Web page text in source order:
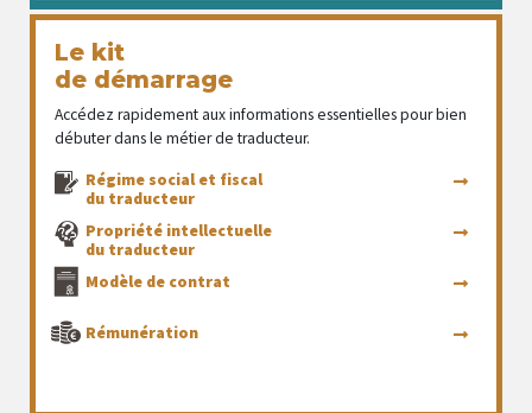
Le kit
de démarrage
Accédez rapidement aux informations essentielles pour bien
débuter dans le métier de traducteur.
Régime social et fiscal
du traducteur
Propriété intellectuelle
du traducteur
Modèle de contrat
Rémunération